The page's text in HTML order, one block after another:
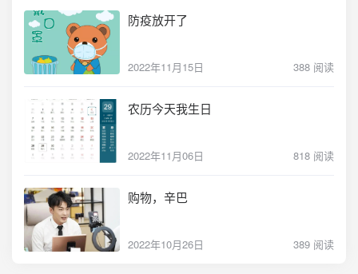
防疫放开了
2022年11月15日 388 阅读
农历今天我生日
2022年11月06日 818 阅读
购物，辛巴
2022年10月26日 389 阅读